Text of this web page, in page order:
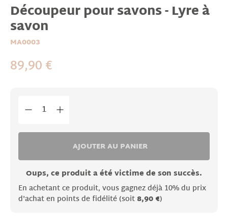
Découpeur pour savons - Lyre à
savon
MA0003
89,90 €
AJOUTER AU PANIER
Oups, ce produit a été victime de son succès.
En achetant ce produit, vous gagnez déjà 10% du prix
d'achat en points de fidélité (soit8,90 €)